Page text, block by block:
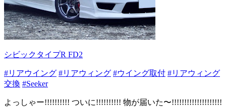
シビックタイプR FD2
#リアウイング #リアウィング #ウイング取付 #リアウィング
交換 #Seeker
よっしゃー!!!!!!!!!! ついに!!!!!!!!!! 物が届いた〜!!!!!!!!!!!!!!!!!!!!